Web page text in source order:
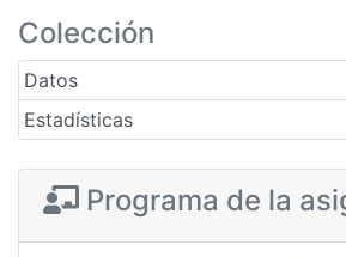
Colección
Datos
Estadísticas
Programa de la